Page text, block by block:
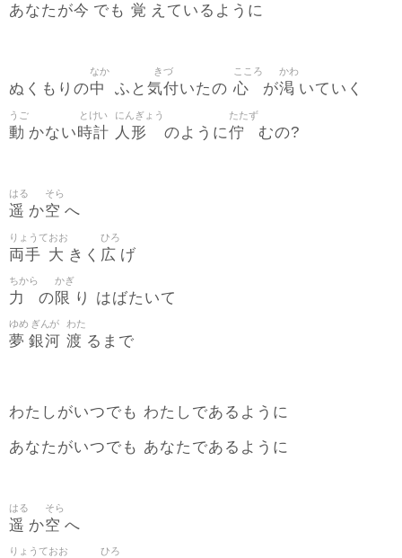
あなたが今 でも 覚 えているように
ぬくもりの中
なか
ふと 気付
きづ
いたの 心
こころ
が渇
かわ
いていく
動
うご
かない時計
とけい
人形
にんぎょう
のように佇
たたず
むの?
遥
はる
か空
そら
へ
両手
りょうて
大
おお
きく 広
ひろ
げ
力
ちから
の限
かぎ
り はばたいて
夢
ゆめ
銀河
ぎんが
渡
わた
るまで
わたしがいつでも わたしであるように
あなたがいつでも あなたであるように
遥
はる
か空
そら
へ
りょうておお ひろ